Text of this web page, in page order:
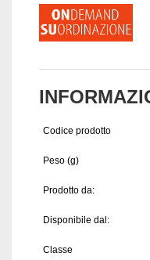
Codice prodotto
Peso (g)
Prodotto da:
Disponibile dal:
Classe